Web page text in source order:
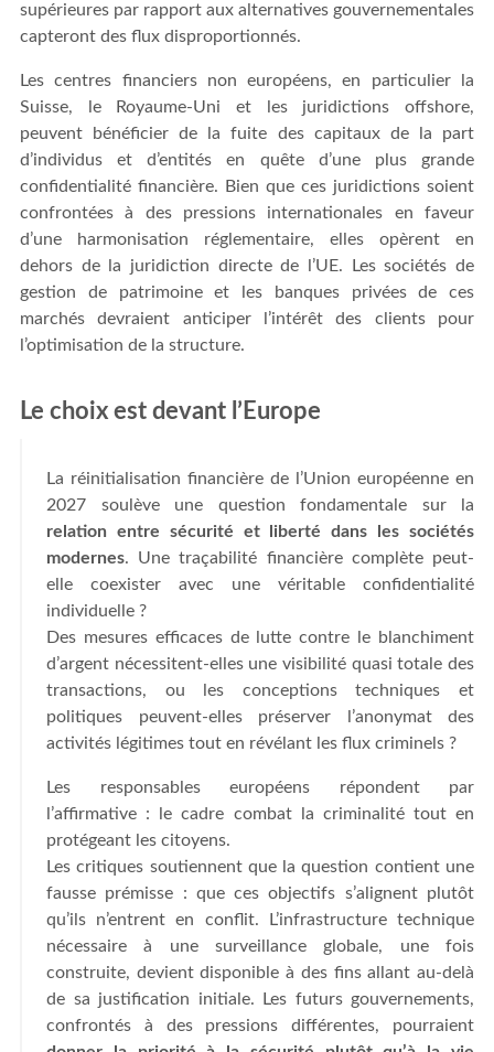
supérieures par rapport aux alternatives gouvernementales
capteront des flux disproportionnés.
Les centres financiers non européens, en particulier la
Suisse, le Royaume-Uni et les juridictions offshore,
peuvent bénéficier de la fuite des capitaux de la part
d’individus et d’entités en quête d’une plus grande
confidentialité financière. Bien que ces juridictions soient
confrontées à des pressions internationales en faveur
d’une harmonisation réglementaire, elles opèrent en
dehors de la juridiction directe de l’UE. Les sociétés de
gestion de patrimoine et les banques privées de ces
marchés devraient anticiper l’intérêt des clients pour
l’optimisation de la structure.
Le choix est devant l’Europe
La réinitialisation financière de l’Union européenne en
2027 soulève une question fondamentale sur la
relation entre sécurité et liberté dans les sociétés
modernes. Une traçabilité financière complète peut-
elle coexister avec une véritable confidentialité
individuelle ?
Des mesures efficaces de lutte contre le blanchiment
d’argent nécessitent-elles une visibilité quasi totale des
transactions, ou les conceptions techniques et
politiques peuvent-elles préserver l’anonymat des
activités légitimes tout en révélant les flux criminels ?
Les responsables européens répondent par
l’affirmative : le cadre combat la criminalité tout en
protégeant les citoyens.
Les critiques soutiennent que la question contient une
fausse prémisse : que ces objectifs s’alignent plutôt
qu’ils n’entrent en conflit. L’infrastructure technique
nécessaire à une surveillance globale, une fois
construite, devient disponible à des fins allant au-delà
de sa justification initiale. Les futurs gouvernements,
confrontés à des pressions différentes, pourraient